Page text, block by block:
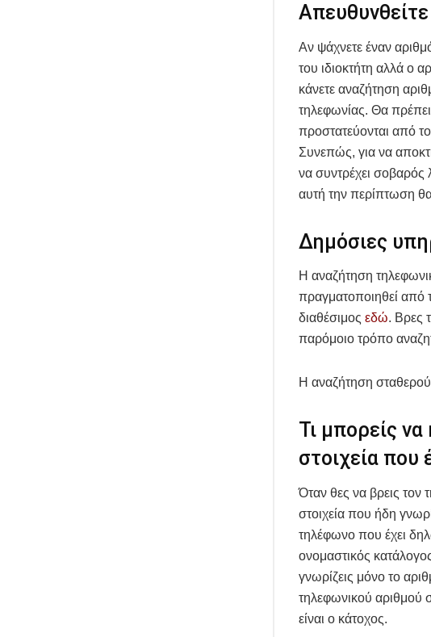
Αν ψάχνετε έναν
του ιδιοκτήτη αλλά ο
κάνετε αναζήτηση
τηλεφωνίας. Θα
προστατεύονται από
Συνεπώς, για να
να συντρέχει σοβαρός
αυτή την περίπτωση
Δημόσιες
Η αναζήτηση
πραγματοποιηθεί από
διαθέσιμος εδώ. Βρες
παρόμοιο τρόπο
Η αναζήτηση
Τι μπορείς
στοιχεία που
Όταν θες να βρεις τον
στοιχεία που ήδη
τηλέφωνο που έχει
ονομαστικός
γνωρίζεις μόνο το
τηλεφωνικού αριθμού
είναι ο κάτοχος.